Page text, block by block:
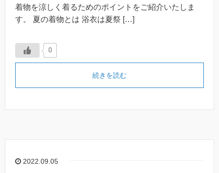
着物を涼しく着るためのポイントをご紹介いたしま
す。 夏の着物とは 浴衣は夏祭 […]
0
続きを読む
2022.09.05